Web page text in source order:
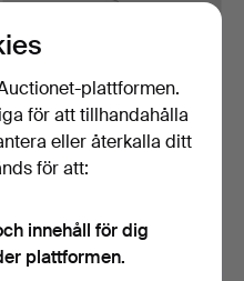
TAKARMATUR, 1900-talets
mitt, stomme i mäs…
Klubbades 29 apr 2026
plattformen.
för att tillhandahålla
eller återkalla ditt
för att:
innehåll för dig
plattformen.